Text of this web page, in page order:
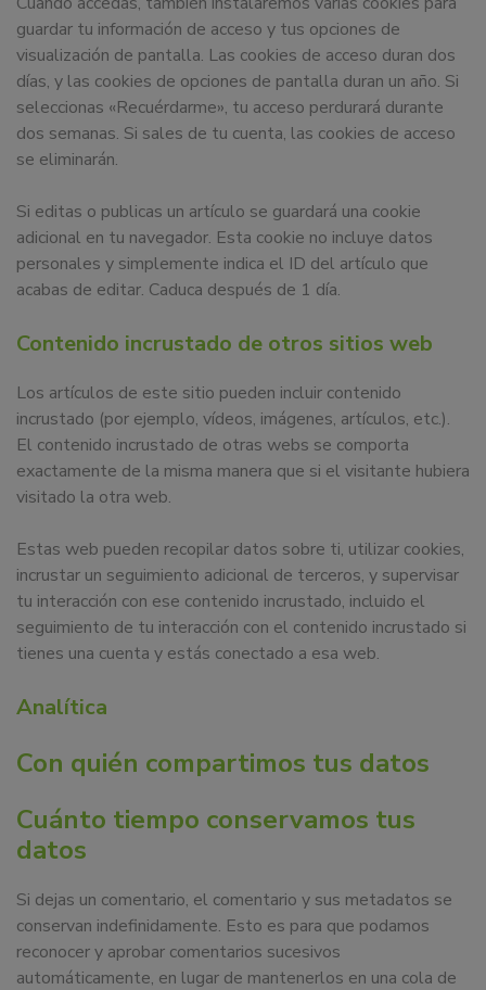
guardar tu información de acceso y tus opciones de
visualización de pantalla. Las cookies de acceso duran dos
días, y las cookies de opciones de pantalla duran un año. Si
seleccionas «Recuérdarme», tu acceso perdurará durante
dos semanas. Si sales de tu cuenta, las cookies de acceso
se eliminarán.
Si editas o publicas un artículo se guardará una cookie
adicional en tu navegador. Esta cookie no incluye datos
personales y simplemente indica el ID del artículo que
acabas de editar. Caduca después de 1 día.
Contenido incrustado de otros sitios web
Los artículos de este sitio pueden incluir contenido
incrustado (por ejemplo, vídeos, imágenes, artículos, etc.).
El contenido incrustado de otras webs se comporta
exactamente de la misma manera que si el visitante hubiera
visitado la otra web.
Estas web pueden recopilar datos sobre ti, utilizar cookies,
incrustar un seguimiento adicional de terceros, y supervisar
tu interacción con ese contenido incrustado, incluido el
seguimiento de tu interacción con el contenido incrustado si
tienes una cuenta y estás conectado a esa web.
Analítica
Con quién compartimos tus datos
Cuánto tiempo conservamos tus
datos
Si dejas un comentario, el comentario y sus metadatos se
conservan indefinidamente. Esto es para que podamos
reconocer y aprobar comentarios sucesivos
automáticamente, en lugar de mantenerlos en una cola de